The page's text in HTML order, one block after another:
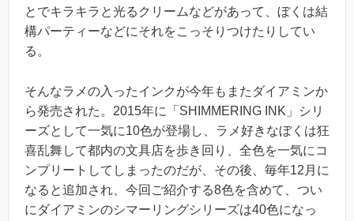
とでキラキラと光るクリームなどがあって、ぼくは結
構パーティーなどにそれをこっそりつけたりしてい
る。
そんなラメの入ったインクが今年もまたダイアミンか
ら発売された。2015年に「SHIMMERING INK」シリ
ーズとして一気に10色が登場し、ラメ好きなぼくは狂
喜乱舞して都内の文具店を歩き回り、全色を一気にコ
ンプリートしてしまったのだが、その後、毎年12月に
なると追加され、今回ご紹介する8色を含めて、つい
にダイアミンのシマーリングシリーズは40色になっ